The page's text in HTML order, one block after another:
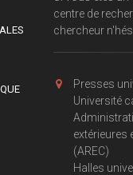
centre de
chercheur
Presses
Université
extérieures
(AREC)
Halles